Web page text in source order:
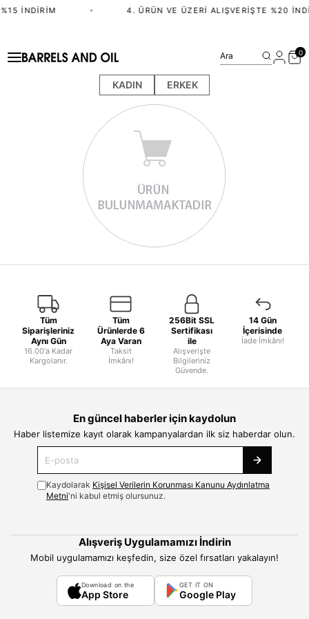
İNDIRIM • 4. ÜRÜN VE ÜZERI ALIŞVERIŞTE %20
KADIN ERKEK
Ara 0
Tüm
Siparişleriniz
Aynı Gün
16.00'a Kadar
Kargolanır.
Tüm
Ürünlerde 6
Aya Varan
Taksit
İmkânı!
256Bit SSL
Sertifikası
ile
Alışverişte
Bilgileriniz
Güvende.
14 Gün
İçerisinde
İade İmkânı!
En güncel haberler için kaydolun
Haber listemize kayıt olarak kampanyalardan ilk siz haberdar olun.
Kaydolarak Kişisel Verilerin Korunması Kanunu Aydınlatma
Metni'ni kabul etmiş olursunuz.
Alışveriş Uygulamamızı İndirin
Mobil uygulamamızı keşfedin, size özel fırsatları yakalayın!
Download on the
App Store
GET IT ON
Google Play